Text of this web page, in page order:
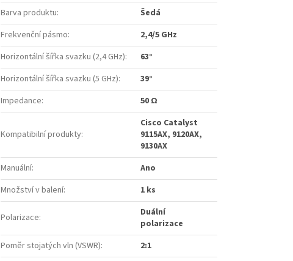
Barva produktu:
Šedá
Frekvenční pásmo:
2,4/5 GHz
Horizontální šířka svazku (2,4 GHz):
63°
Horizontální šířka svazku (5 GHz):
39°
Impedance: 50 Ω
Kompatibilní produkty:
Cisco Catalyst
9115AX, 9120AX,
9130AX
Manuální:
Ano
Množství v balení: 1 ks
Polarizace:
Duální
polarizace
Poměr stojatých vln (VSWR):
2:1